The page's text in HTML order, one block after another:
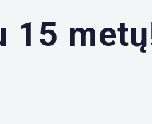
15